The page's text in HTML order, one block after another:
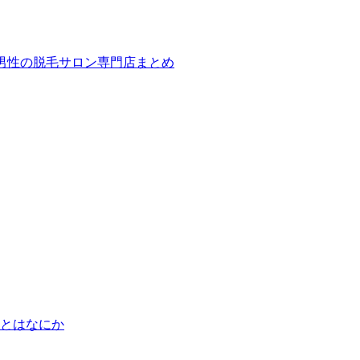
性の脱毛サロン専門店まとめ
はなにか